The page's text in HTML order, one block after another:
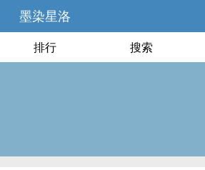
墨染星洛
排行 搜索